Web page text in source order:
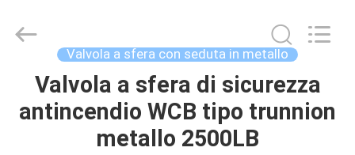
CASA.
PRODOTTI
valve
group.
Reserved.
Valvola a sfera con seduta in metallo
Valvola a sfera di sicurezza
antincendio WCB tipo trunnion
metallo 2500LB